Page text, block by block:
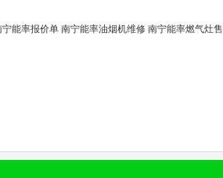
宁能率报价单 南宁能率油烟机维修 南宁能率燃气灶售